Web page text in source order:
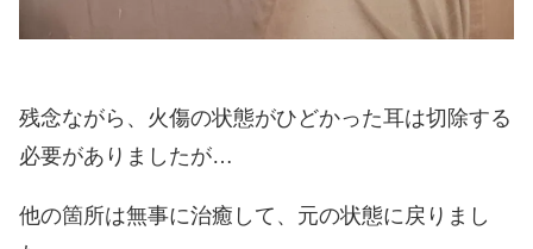
残念ながら、火傷の状態がひどかった耳は切除する
必要がありましたが…
他の箇所は無事に治癒して、元の状態に戻りまし